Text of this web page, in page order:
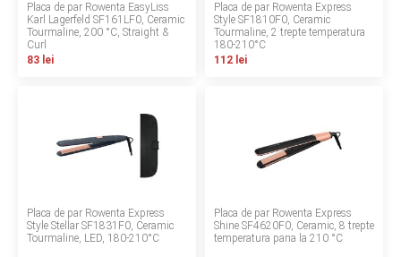
Placa de par Rowenta EasyLiss
Karl Lagerfeld SF161LF0, Ceramic
Tourmaline, 200 °C, Straight &
Curl
83 lei
Placa de par Rowenta Express
Style SF1810F0, Ceramic
Tourmaline, 2 trepte temperatura
180‑210°C
112 lei
Placa de par Rowenta Express
Style Stellar SF1831F0, Ceramic
Tourmaline, LED, 180‑210°C
Placa de par Rowenta Express
Shine SF4620F0, Ceramic, 8 trepte
temperatura pana la 210 °C